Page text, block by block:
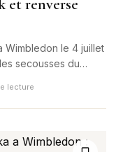
et renverse
Wimbledon le 4 juillet
secousses du
lecture